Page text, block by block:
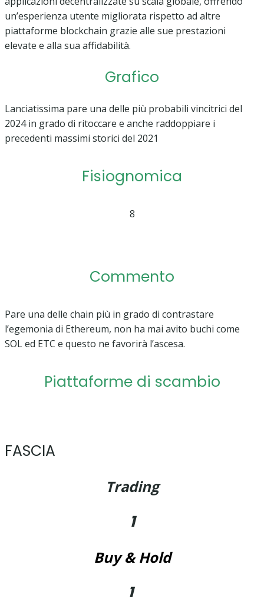
un’esperienza utente migliorata rispetto ad altre
piattaforme blockchain grazie alle sue prestazioni
elevate e alla sua affidabilità.
Grafico
Lanciatissima pare una delle più probabili vincitrici del
2024 in grado di ritoccare e anche raddoppiare i
precedenti massimi storici del 2021
Fisiognomica
8
Commento
Pare una delle chain più in grado di contrastare
l’egemonia di Ethereum, non ha mai avito buchi come
SOL ed ETC e questo ne favorirà l’ascesa.
Piattaforme di scambio
FASCIA
Trading
1
Buy & Hold
1